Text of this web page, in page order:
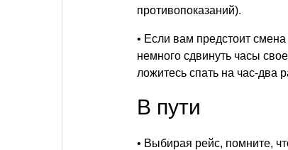
противопоказаний).
• Если вам предстоит
немного сдвинуть часы
ложитесь спать на час-два
В пути
• Выбирая рейс, помните,